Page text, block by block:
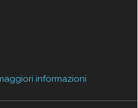
informazioni